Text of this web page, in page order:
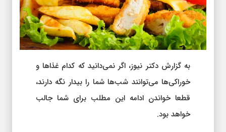
به گزارش دکتر نیوز، اگر نمی‌دانید که کدام غذاها و
خوراکی‌ها می‌توانند شب‌ها شما را بیدار نگه دارند،
قطعا خواندن ادامه این مطلب برای شما جالب
خواهد بود.